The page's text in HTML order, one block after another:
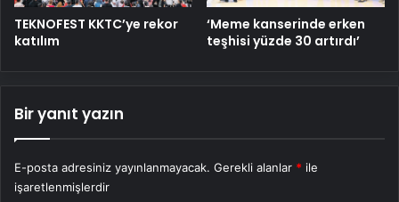
TEKNOFEST KKTC’ye rekor
katılım
‘Meme kanserinde erken
teşhisi yüzde 30 artırdı’
Bir yanıt yazın
E-posta adresiniz yayınlanmayacak. Gerekli alanlar * ile
işaretlenmişlerdir